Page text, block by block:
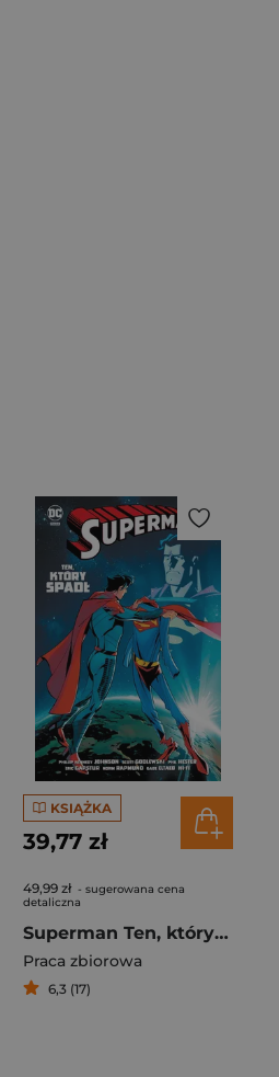
KSIĄŻKA
39,77 zł
49,99 zł - sugerowana cena
detaliczna
Superman Ten, który spadł
Praca zbiorowa
6,3 (17)